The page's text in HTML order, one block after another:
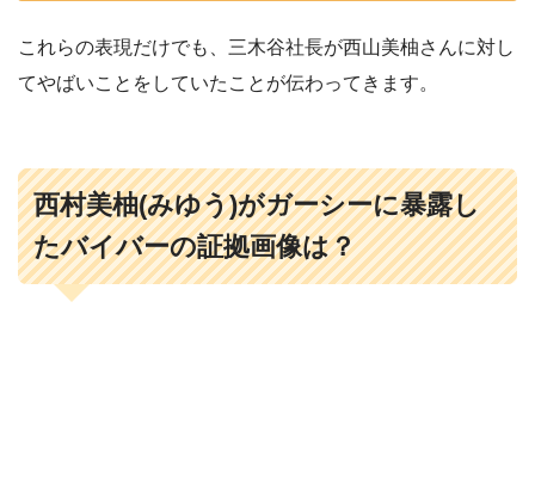
これらの表現だけでも、三木谷社長が西山美柚さんに対し
てやばいことをしていたことが伝わってきます。
西村美柚(みゆう)がガーシーに暴露し
たバイバーの証拠画像は？